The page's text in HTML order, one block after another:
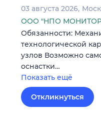
03 августа 2026
ООО "НПО
Обязанности:
технологической
узлов Возможно
оснастки…
Показать ещё
Откликнуться